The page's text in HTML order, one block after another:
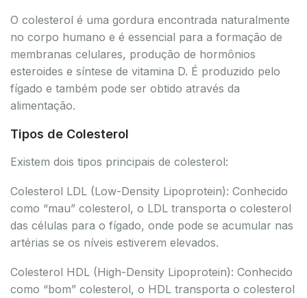
O colesterol é uma gordura encontrada naturalmente
no corpo humano e é essencial para a formação de
membranas celulares, produção de hormônios
esteroides e síntese de vitamina D. É produzido pelo
fígado e também pode ser obtido através da
alimentação.
Tipos de Colesterol
Existem dois tipos principais de colesterol:
Colesterol LDL (Low-Density Lipoprotein): Conhecido
como “mau” colesterol, o LDL transporta o colesterol
das células para o fígado, onde pode se acumular nas
artérias se os níveis estiverem elevados.
Colesterol HDL (High-Density Lipoprotein): Conhecido
como “bom” colesterol, o HDL transporta o colesterol